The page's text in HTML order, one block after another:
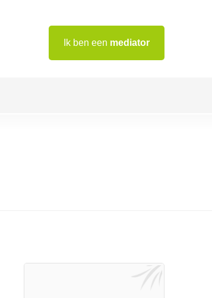
Ik ben een mediator